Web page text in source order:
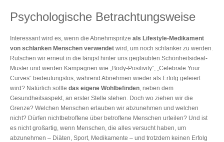
Psychologische Betrachtungsweise
Interessant wird es, wenn die Abnehmspritze als Lifestyle-Medikament
von schlanken Menschen verwendet wird, um noch schlanker zu werden.
Rutschen wir erneut in die längst hinter uns geglaubten Schönheitsideal-
Muster und werden Kampagnen wie „Body-Positivity“, „Celebrate Your
Curves“ bedeutungslos, während Abnehmen wieder als Erfolg gefeiert
wird? Natürlich sollte das eigene Wohlbefinden , neben dem
Gesundheitsaspekt, an erster Stelle stehen. Doch wo ziehen wir die
Grenze? Welchen Menschen erlauben wir abzunehmen und welchen
nicht? Dürfen nichtbetroffene über betroffene Menschen urteilen? Und ist
es nicht großartig, wenn Menschen, die alles versucht haben, um
abzunehmen – Diäten, Sport, Medikamente – und trotzdem keinen Erfolg